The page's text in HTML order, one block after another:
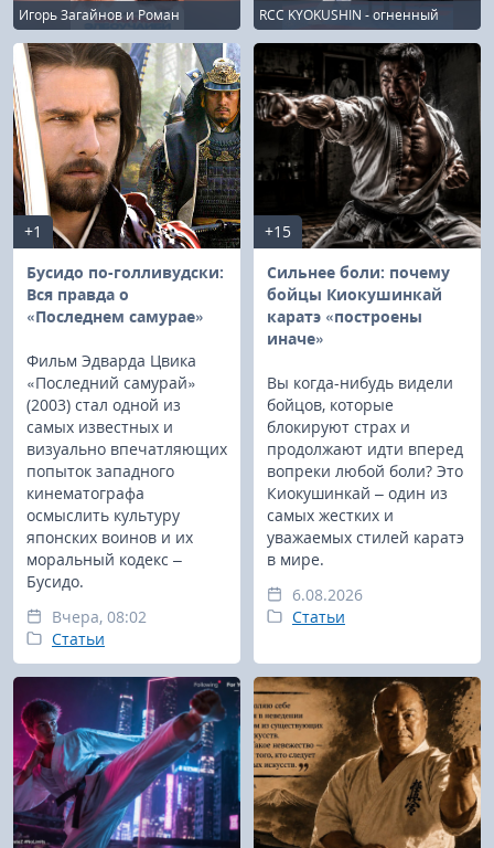
Игорь Загайнов и Роман
на RCC Fair Fight 34
RCC KYOKUSHIN - огненный
+1
Бусидо по-голливудски:
Вся правда о
«Последнем самурае»
Фильм Эдварда Цвика
«Последний самурай»
(2003) стал одной из
самых известных и
визуально впечатляющих
попыток западного
кинематографа
осмыслить культуру
японских воинов и их
моральный кодекс –
Бусидо.
Вчера, 08:02
Статьи
+15
Сильнее боли: почему
бойцы Киокушинкай
каратэ «построены
иначе»
Вы когда-нибудь видели
бойцов, которые
блокируют страх и
продолжают идти вперед
вопреки любой боли? Это
Киокушинкай – один из
самых жестких и
уважаемых стилей каратэ
в мире.
6.08.2026
Статьи